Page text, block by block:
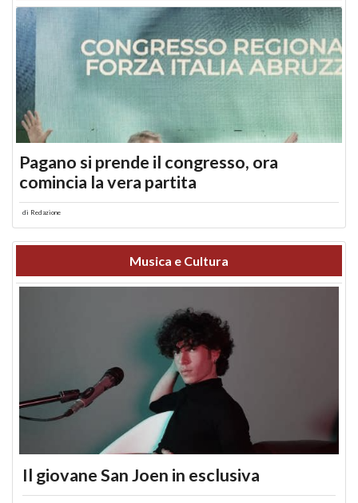
Pagano si prende il congresso, ora
comincia la vera partita
di Redazione
Musica e Cultura
Il giovane San Joen in esclusiva